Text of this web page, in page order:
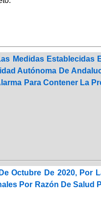
Medidas Establecidas
Autónoma De
Para Contener La
Octubre De 2020, Por
Por Razón De Salud